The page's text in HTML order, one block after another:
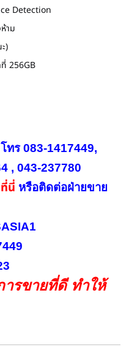
Detection
าม
)
256GB
ทร 083-1417449,
, 043-237780
นี่ หรือติดต่อฝ่ายขาย
ารขายที่ดี ทำให้